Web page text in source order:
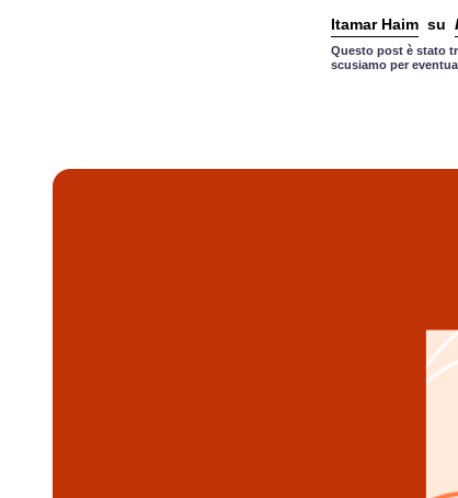
Itamar Haim su
Questo post è stato
scusiamo per